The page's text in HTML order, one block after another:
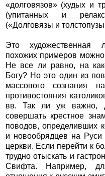
«долговязов» (худых и
(упитанных и
(«Долговязы и
Это художественная
похожих примеров
Не все ли равно, на
Богу? Но это один из
массового сознания
противостояния
вв. Так ли уж важно,
совершать крестное
поводов, определивших
и новообрядцев на
церкви. Если перейти к
трудно отыскать и
Свифта. Например,